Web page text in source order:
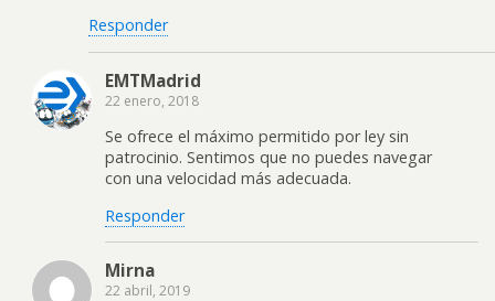
Responder
EMTMadrid
22 enero, 2018
Se ofrece el máximo permitido por ley sin
patrocinio. Sentimos que no puedes navegar
con una velocidad más adecuada.
Responder
Mirna
22 abril, 2019